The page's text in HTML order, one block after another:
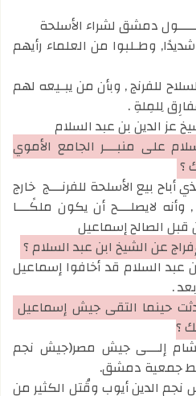
دمشق لشراء الأسلحة
وطـلبوا من العلماء رأيهم
للفرنج , وبأن من يبـيعه لهم
لِلمِلةِ .
عز الدين بن عبد السلام
على منبـــر الجامع الأموي
؟
أباح بيع الأسلحة للفرنـــج خارج
لايصلـــح أن يكون ملكًـــا
قبل الصالح إسماعيل
عن الشيخ ابن عبد السلام ؟
عبد السلام قد أخافوا إسماعيل
.
حينما التقى جيش إسماعيل
؟
إلـــى جيش مصر(جيش نجم
جمعية دمشق.
الدين أيوب وقُتل الكثير من